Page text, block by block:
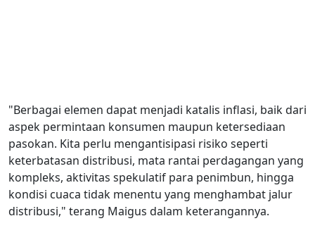
"Berbagai elemen dapat menjadi katalis inflasi, baik dari
aspek permintaan konsumen maupun ketersediaan
pasokan. Kita perlu mengantisipasi risiko seperti
keterbatasan distribusi, mata rantai perdagangan yang
kompleks, aktivitas spekulatif para penimbun, hingga
kondisi cuaca tidak menentu yang menghambat jalur
distribusi," terang Maigus dalam keterangannya.